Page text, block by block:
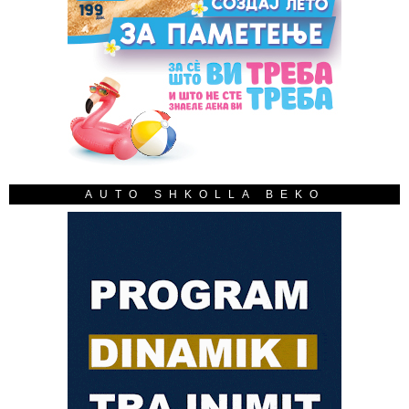
AUTO SHKOLLA BEKO